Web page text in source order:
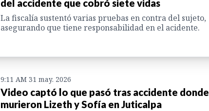
del accidente que cobró siete vidas
La fiscalía sustentó varias pruebas en contra del sujeto,
asegurando que tiene responsabilidad en el acidente.
9:11 AM 31 may. 2026
Video captó lo que pasó tras accidente donde
murieron Lizeth y Sofía en Juticalpa